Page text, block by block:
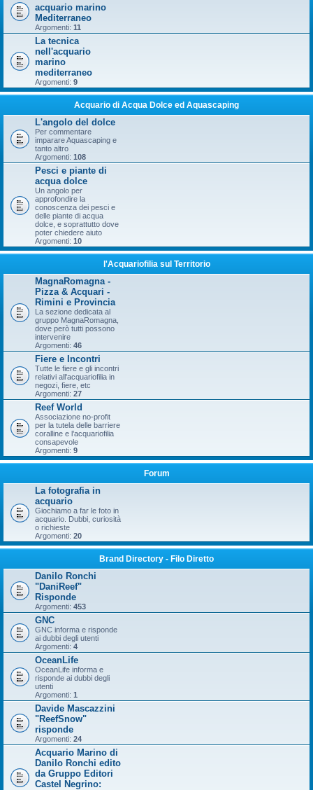
acquario marino
Mediterraneo
Argomenti: 11
La tecnica
nell'acquario
marino
mediterraneo
Argomenti: 9
Acquario di Acqua Dolce ed Aquascaping
L'angolo del dolce
Per commentare
imparare Aquascaping e
tanto altro
Argomenti: 108
Pesci e piante di
acqua dolce
Un angolo per
approfondire la
conoscenza dei pesci e
delle piante di acqua
dolce, e soprattutto dove
poter chiedere aiuto
Argomenti: 10
l'Acquariofilia sul Territorio
MagnaRomagna -
Pizza & Acquari -
Rimini e Provincia
La sezione dedicata al
gruppo MagnaRomagna,
dove però tutti possono
intervenire
Argomenti: 46
Fiere e Incontri
Tutte le fiere e gli incontri
relativi all'acquariofilia in
negozi, fiere, etc
Argomenti: 27
Reef World
Associazione no-profit
per la tutela delle barriere
coralline e l’acquariofilia
consapevole
Argomenti: 9
Forum
La fotografia in
acquario
Giochiamo a far le foto in
acquario. Dubbi, curiosità
o richieste
Argomenti: 20
Brand Directory - Filo Diretto
Danilo Ronchi
"DaniReef"
Risponde
Argomenti: 453
GNC
GNC informa e risponde
ai dubbi degli utenti
Argomenti: 4
OceanLife
OceanLife informa e
risponde ai dubbi degli
utenti
Argomenti: 1
Davide Mascazzini
"ReefSnow"
risponde
Argomenti: 24
Acquario Marino di
Danilo Ronchi edito
da Gruppo Editori
Castel Negrino: